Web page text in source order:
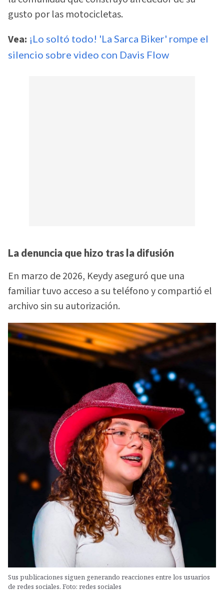
gusto por las motocicletas.
Vea: ¡Lo soltó todo! 'La Sarca Biker' rompe el
silencio sobre video con Davis Flow
La denuncia que hizo tras la difusión
En marzo de 2026, Keydy aseguró que una
familiar tuvo acceso a su teléfono y compartió el
archivo sin su autorización.
Sus publicaciones siguen generando reacciones entre los usuarios
de redes sociales. Foto: redes sociales